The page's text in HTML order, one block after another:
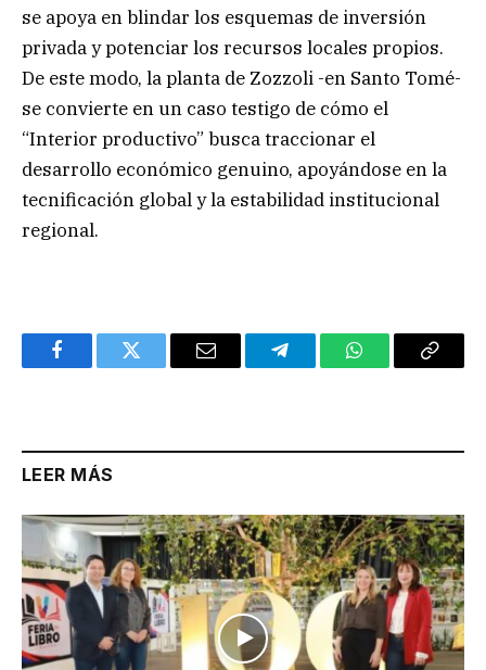
se apoya en blindar los esquemas de inversión
privada y potenciar los recursos locales propios.
De este modo, la planta de Zozzoli -en Santo Tomé-
se convierte en un caso testigo de cómo el
“Interior productivo” busca traccionar el
desarrollo económico genuino, apoyándose en la
tecnificación global y la estabilidad institucional
regional.
FacebookTwitter Email TelegramWhatsAppCopy
LEER MÁS